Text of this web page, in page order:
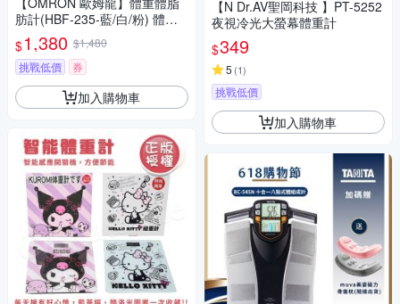
肪計(HBF-235-藍/白/粉) 體脂
計
$1,380 $1,480
挑戰低價
券
加入購物車
【N Dr.AV聖岡科技 】PT-5252
夜視冷光大螢幕體重計
$349
5 (1)
挑戰低價
加入購物車